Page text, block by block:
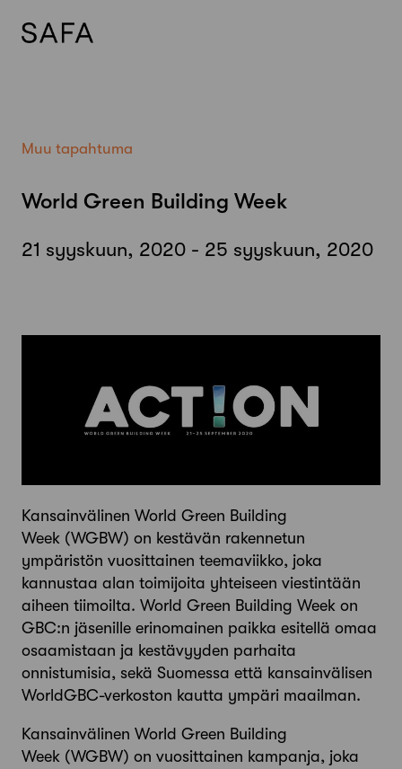
Muu tapahtuma
World Green Building Week
21 syyskuun, 2020 - 25 syyskuun, 2020
Kansainvälinen World Green Building
Week (WGBW) on kestävän rakennetun
ympäristön vuosittainen teemaviikko, joka
kannustaa alan toimijoita yhteiseen viestintään
aiheen tiimoilta. World Green Building Week on
GBC:n jäsenille erinomainen paikka esitellä omaa
osaamistaan ja kestävyyden parhaita
onnistumisia, sekä Suomessa että kansainvälisen
WorldGBC-verkoston kautta ympäri maailman.
Kansainvälinen World Green Building
Week (WGBW) on vuosittainen kampanja, joka